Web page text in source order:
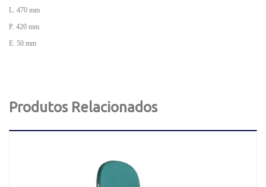
L. 470 mm
P. 420 mm
E. 50 mm
Produtos Relacionados